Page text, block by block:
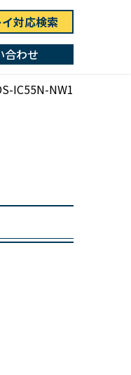
対応検索
合わせ
IC55N-NW1